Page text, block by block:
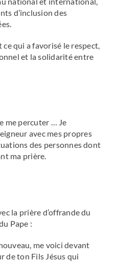
d’inclusion des
ce qui a favorisé le respect,
et la solidarité entre
me percuter … Je
avec mes propres
des personnes dont
ma prière.
la prière d’offrande du
Pape :
me voici devant
de ton Fils Jésus qui